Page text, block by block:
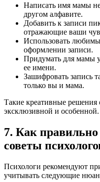
Написать имя мамы
другом алфавите.
Добавить к записи
отражающие ваши
Использовать
оформлении записи.
Придумать для мамы
ее имени.
Зашифровать запись
только вы и мама.
Такие креативные решения
эксклюзивной и особенной.
7. Как
советы
Психологи рекомендуют
учитывать следующие